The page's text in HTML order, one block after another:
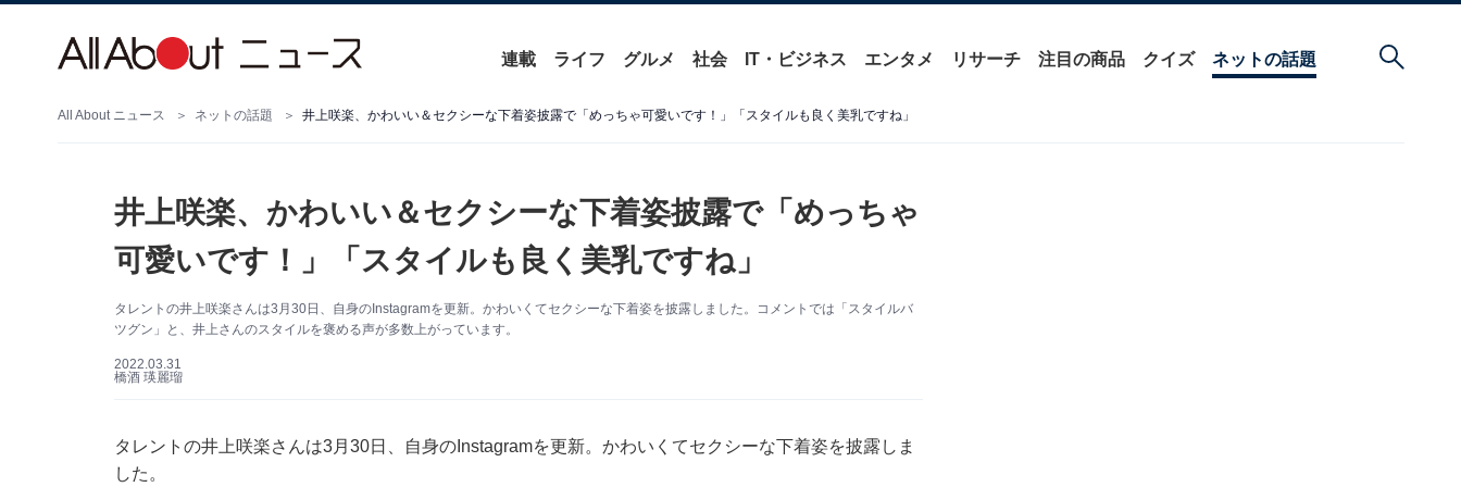
連載 ライフ グルメ 社会 IT・ビジネス エンタメ リサーチ 注目の商品 クイズ ネットの話題
All About ニュース ネットの話題 井上咲楽、かわいい＆セクシーな下着姿披露で「めっちゃ可愛いです！」「スタイルも良く美乳ですね」
井上咲楽、かわいい＆セクシーな下着姿披露で「めっちゃ
可愛いです！」「スタイルも良く美乳ですね」
タレントの井上咲楽さんは3月30日、自身のInstagramを更新。かわいくてセクシーな下着姿を披露しました。コメントでは「スタイルバ
ツグン」と、井上さんのスタイルを褒める声が多数上がっています。
2022.03.31
橋酒 瑛麗瑠
タレントの井上咲楽さんは3月30日、自身のInstagramを更新。かわいくてセクシーな下着姿を披露しま
した。